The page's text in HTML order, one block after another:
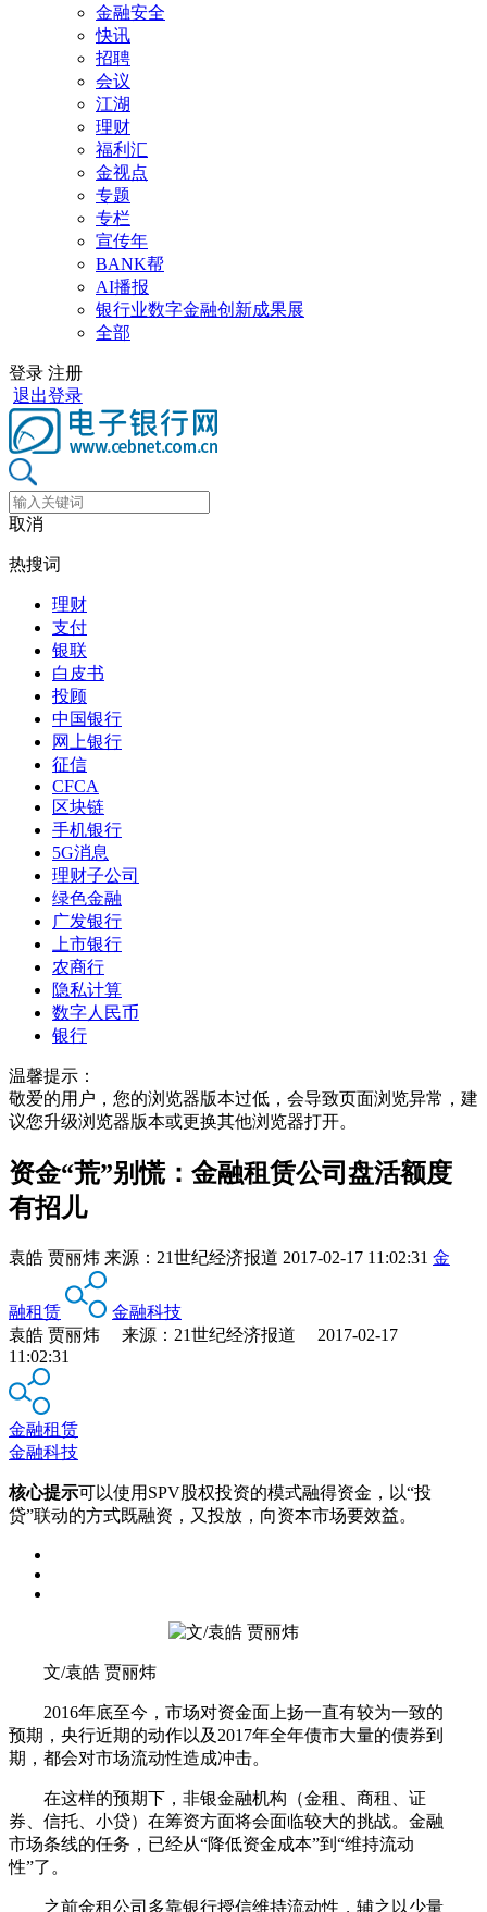
金融安全
快讯
招聘
会议
江湖
理财
福利汇
金视点
专题
专栏
宣传年
BANK帮
AI播报
银行业数字金融创新成果展
全部
登录 注册
退出登录
取消
热搜词
理财
支付
银联
白皮书
投顾
中国银行
网上银行
征信
CFCA
区块链
手机银行
5G消息
理财子公司
绿色金融
广发银行
上市银行
农商行
隐私计算
数字人民币
银行
温馨提示：
敬爱的用户，您的浏览器版本过低，会导致页面浏览异常，建
议您升级浏览器版本或更换其他浏览器打开。
资金“荒”别慌：金融租赁公司盘活额度
有招儿
袁皓 贾丽炜 来源： 21世纪经济报道 2017-02-17 11:02:31 金
融租赁
金融科技
袁皓 贾丽炜 来源：21世纪经济报道 2017-02-17
11:02:31
金融租赁
金融科技
核心提示可以使用SPV股权投资的模式融得资金，以“投
贷”联动的方式既融资，又投放，向资本市场要效益。
文/袁皓 贾丽炜
2016年底至今，市场对资金面上扬一直有较为一致的
预期，央行近期的动作以及2017年全年债市大量的债券到
期，都会对市场流动性造成冲击。
在这样的预期下，非银金融机构（金租、商租、证
券、信托、小贷）在筹资方面将会面临较大的挑战。金融
市场条线的任务，已经从“降低资金成本”到“维持流动
性”了。
之前金租公司多靠银行授信维持流动性，辅之以少量